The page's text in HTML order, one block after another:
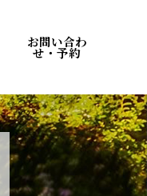
お問い合わ
せ・予約